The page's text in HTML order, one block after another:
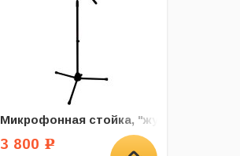
Микрофонная стойка, "журавль"
3 800 Р